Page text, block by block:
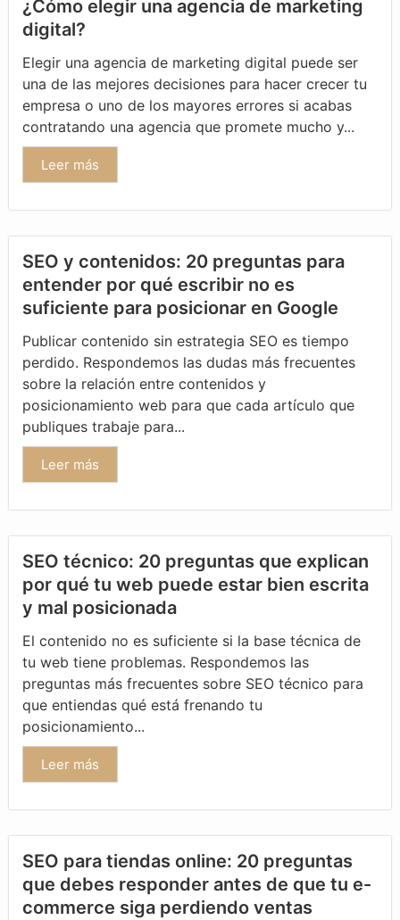
¿Cómo elegir una agencia de marketing
digital?
Elegir una agencia de marketing digital puede ser
una de las mejores decisiones para hacer crecer tu
empresa o uno de los mayores errores si acabas
contratando una agencia que promete mucho y...
Leer más
SEO y contenidos: 20 preguntas para
entender por qué escribir no es
suficiente para posicionar en Google
Publicar contenido sin estrategia SEO es tiempo
perdido. Respondemos las dudas más frecuentes
sobre la relación entre contenidos y
posicionamiento web para que cada artículo que
publiques trabaje para...
Leer más
SEO técnico: 20 preguntas que explican
por qué tu web puede estar bien escrita
y mal posicionada
El contenido no es suficiente si la base técnica de
tu web tiene problemas. Respondemos las
preguntas más frecuentes sobre SEO técnico para
que entiendas qué está frenando tu
posicionamiento...
Leer más
SEO para tiendas online: 20 preguntas
que debes responder antes de que tu e-
commerce siga perdiendo ventas